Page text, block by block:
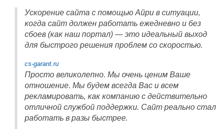
Ускорение сайта с помощью Айри в ситуации,
когда сайт должен работать ежедневно и без
сбоев (как наш портал) — это идеальный выход
для быстрого решения проблем со скоростью.
cs-garant.ru
Просто великолепно. Мы очень ценим Ваше
отношение. Мы будем всегда Вас и всем
рекламировать, как компанию с действительно
отличной службой поддержки. Сайт реально стал
работать в разы быстрее.